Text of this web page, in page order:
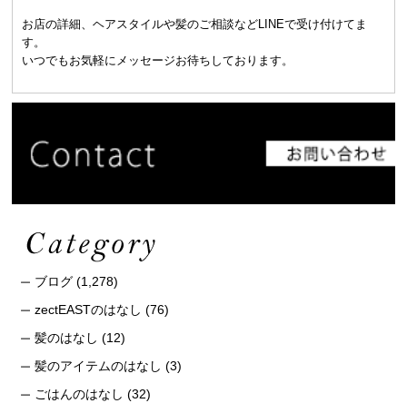
お店の詳細、ヘアスタイルや髪のご相談などLINEで受け付けてま
す。
いつでもお気軽にメッセージお待ちしております。
ブログ (1,278)
zectEASTのはなし (76)
髪のはなし (12)
髪のアイテムのはなし (3)
ごはんのはなし (32)